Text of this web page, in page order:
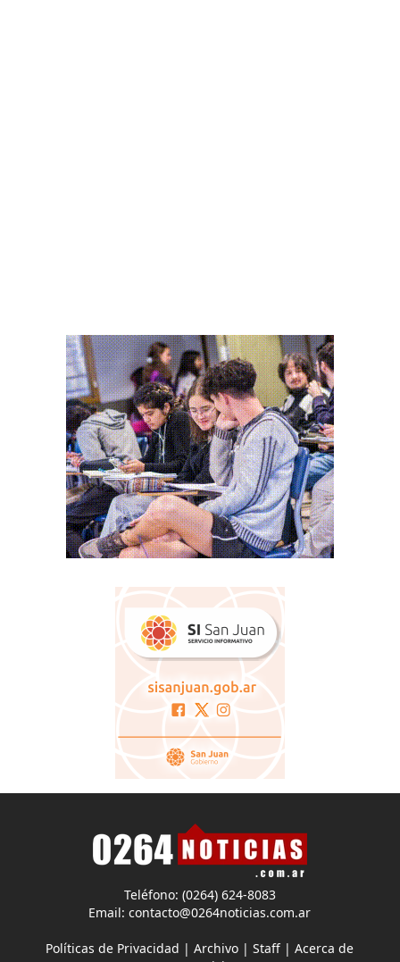
Teléfono: (0264) 624-8083
Email:contacto@0264noticias.com.ar
Políticas de Privacidad |Archivo |Staff |Acerca de